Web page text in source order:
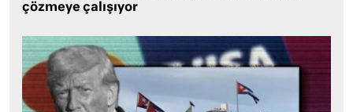
çözmeye çalışıyor